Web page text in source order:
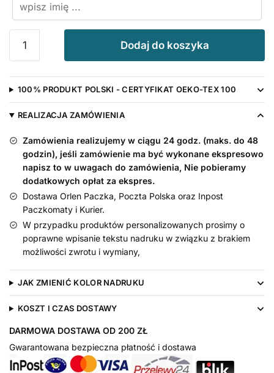
Śliniak
Super
Wnusio
Dziadka
Dziadka
Dodaj do koszyka
100% PRODUKT POLSKI - CERTYFIKAT OEKO-TEX 100
REALIZACJA ZAMÓWIENIA
Zamówienia realizujemy w ciągu 24 godz. (maks. do 48
godzin), jeśli zamówienie ma być wykonane ekspresowo
napisz to w uwagach do zamówienia, Nie pobieramy
dodatkowych opłat za ekspres.
Dostawa Orlen Paczka, Poczta Polska oraz Inpost
Paczkomaty i Kurier.
W przypadku produktów personalizowanych prosimy o
poprawne wpisanie tekstu nadruku w związku z brakiem
możliwości zwrotu i wymiany,
JAK ZMIENIĆ KOLOR NADRUKU
KOSZT I CZAS DOSTAWY
DARMOWA DOSTAWA OD 200 ZŁ
Gwarantowana bezpieczna płatność i dostawa